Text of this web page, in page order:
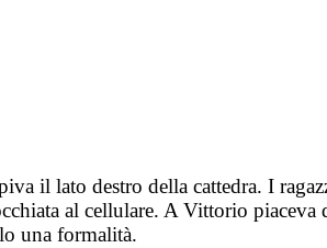
il lato destro della cattedra. I
al cellulare. A Vittorio
una formalità.